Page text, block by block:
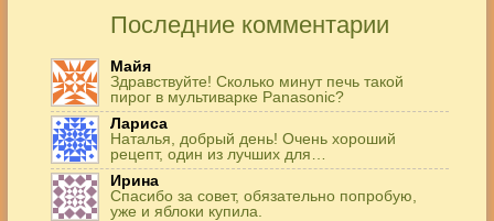
Последние комментарии
Майя
Здравствуйте! Сколько минут печь такой
пирог в мультиварке Panasonic?
Лариса
Наталья, добрый день! Очень хороший
рецепт, один из лучших для…
Ирина
Спасибо за совет, обязательно попробую,
уже и яблоки купила.